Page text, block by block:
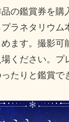
の鑑賞券を購
ラネタリウム
ます。撮影可
ください。プ
たりと鑑賞で